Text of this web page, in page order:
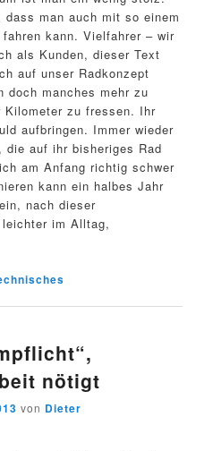
man auch mit so einem
kann. Vielfahrer – wir
als Kunden, dieser Text
auf unser Radkonzept
doch manches mehr zu
zu fressen. Ihr
aufbringen. Immer wieder
die auf ihr bisheriges Rad
am Anfang richtig schwer
kann ein halbes Jahr
nach dieser
leichter im Alltag,
nötigt
von Dieter